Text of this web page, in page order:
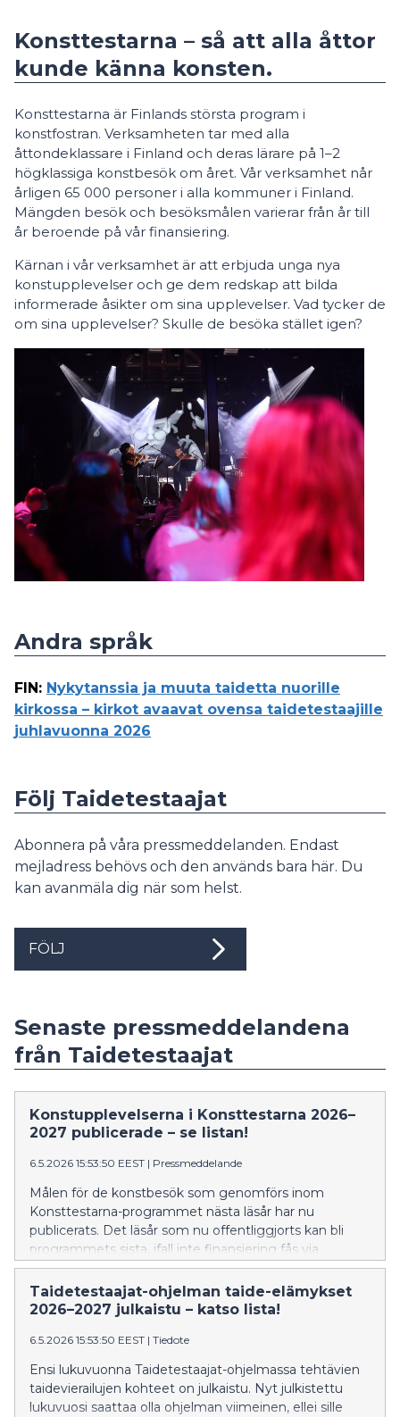
Konsttestarna – så att alla åttor
kunde känna konsten.
Konsttestarna är Finlands största program i
konstfostran. Verksamheten tar med alla
åttondeklassare i Finland och deras lärare på 1–2
högklassiga konstbesök om året. Vår verksamhet når
årligen 65 000 personer i alla kommuner i Finland.
Mängden besök och besöksmålen varierar från år till
år beroende på vår finansiering.
Kärnan i vår verksamhet är att erbjuda unga nya
konstupplevelser och ge dem redskap att bilda
informerade åsikter om sina upplevelser. Vad tycker de
om sina upplevelser? Skulle de besöka stället igen?
Andra språk
FIN : Nykytanssia ja muuta taidetta nuorille
kirkossa – kirkot avaavat ovensa taidetestaajille
juhlavuonna 2026
Följ Taidetestaajat
Abonnera på våra pressmeddelanden. Endast
mejladress behövs och den används bara här. Du
kan avanmäla dig när som helst.
FÖLJ
Senaste pressmeddelandena
från Taidetestaajat
Konstupplevelserna i Konsttestarna 2026–
2027 publicerade – se listan!
6.5.2026 15:53:50 EEST | Pressmeddelande
Målen för de konstbesök som genomförs inom
Konsttestarna-programmet nästa läsår har nu
publicerats. Det läsår som nu offentliggjorts kan bli
programmets sista, ifall inte finansiering fås via
statsbudgeten.
Taidetestaajat-ohjelman taide-elämykset
2026–2027 julkaistu – katso lista!
6.5.2026 15:53:50 EEST | Tiedote
Ensi lukuvuonna Taidetestaajat-ohjelmassa tehtävien
taidevierailujen kohteet on julkaistu. Nyt julkistettu
lukuvuosi saattaa olla ohjelman viimeinen, ellei sille